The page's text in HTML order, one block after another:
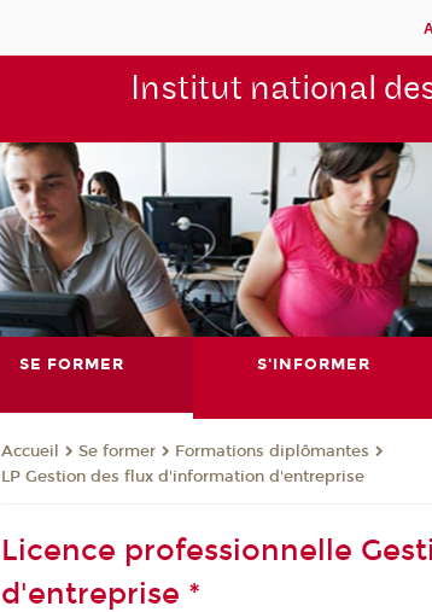
Institut national
SE FORMER S'INFORMER
Accueil Se former
Formations diplômantes
LP Gestion des flux d'information d'entreprise
Licence professionnelle
d'entreprise *